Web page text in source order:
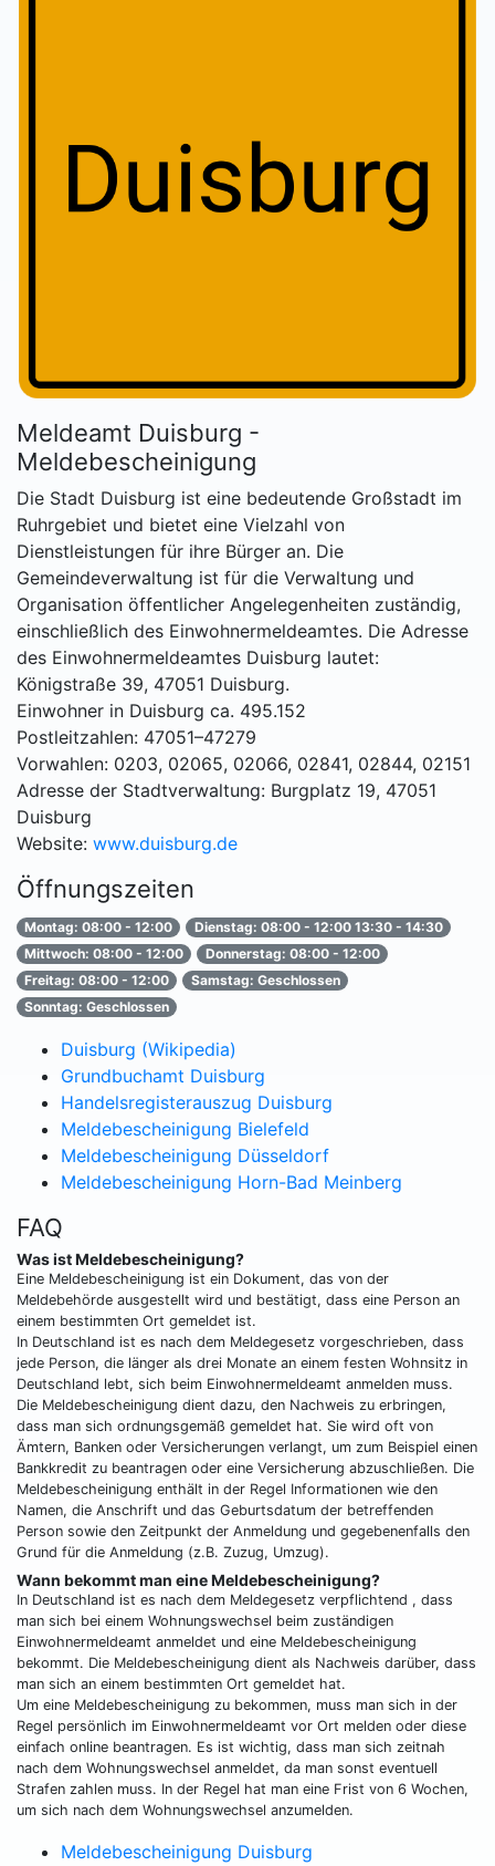
Meldeamt Duisburg -
Meldebescheinigung
Die Stadt Duisburg ist eine bedeutende Großstadt im
Ruhrgebiet und bietet eine Vielzahl von
Dienstleistungen für ihre Bürger an. Die
Gemeindeverwaltung ist für die Verwaltung und
Organisation öffentlicher Angelegenheiten zuständig,
einschließlich des Einwohnermeldeamtes. Die Adresse
des Einwohnermeldeamtes Duisburg lautet:
Königstraße 39, 47051 Duisburg.
Einwohner in Duisburg ca. 495.152
Postleitzahlen: 47051–47279
Vorwahlen: 0203, 02065, 02066, 02841, 02844, 02151
Adresse der Stadtverwaltung: Burgplatz 19, 47051
Duisburg
Website: www.duisburg.de
Öffnungszeiten
Montag: 08:00 - 12:00
Dienstag: 08:00 - 12:00 13:30 - 14:30
Mittwoch: 08:00 - 12:00
Donnerstag: 08:00 - 12:00
Freitag: 08:00 - 12:00
Samstag: Geschlossen
Sonntag: Geschlossen
Duisburg (Wikipedia)
Grundbuchamt Duisburg
Handelsregisterauszug Duisburg
Meldebescheinigung Bielefeld
Meldebescheinigung Düsseldorf
Meldebescheinigung Horn-Bad Meinberg
FAQ
Was ist Meldebescheinigung?
Eine Meldebescheinigung ist ein Dokument, das von der
Meldebehörde ausgestellt wird und bestätigt, dass eine Person an
einem bestimmten Ort gemeldet ist.
In Deutschland ist es nach dem Meldegesetz vorgeschrieben, dass
jede Person, die länger als drei Monate an einem festen Wohnsitz in
Deutschland lebt, sich beim Einwohnermeldeamt anmelden muss.
Die Meldebescheinigung dient dazu, den Nachweis zu erbringen,
dass man sich ordnungsgemäß gemeldet hat. Sie wird oft von
Ämtern, Banken oder Versicherungen verlangt, um zum Beispiel einen
Bankkredit zu beantragen oder eine Versicherung abzuschließen. Die
Meldebescheinigung enthält in der Regel Informationen wie den
Namen, die Anschrift und das Geburtsdatum der betreffenden
Person sowie den Zeitpunkt der Anmeldung und gegebenenfalls den
Grund für die Anmeldung (z.B. Zuzug, Umzug).
Wann bekommt man eine Meldebescheinigung?
In Deutschland ist es nach dem Meldegesetz verpflichtend , dass
man sich bei einem Wohnungswechsel beim zuständigen
Einwohnermeldeamt anmeldet und eine Meldebescheinigung
bekommt. Die Meldebescheinigung dient als Nachweis darüber, dass
man sich an einem bestimmten Ort gemeldet hat.
Um eine Meldebescheinigung zu bekommen, muss man sich in der
Regel persönlich im Einwohnermeldeamt vor Ort melden oder diese
einfach online beantragen. Es ist wichtig, dass man sich zeitnah
nach dem Wohnungswechsel anmeldet, da man sonst eventuell
Strafen zahlen muss. In der Regel hat man eine Frist von 6 Wochen,
um sich nach dem Wohnungswechsel anzumelden.
Meldebescheinigung Duisburg